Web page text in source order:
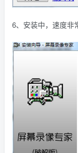
6、安装中，速度非